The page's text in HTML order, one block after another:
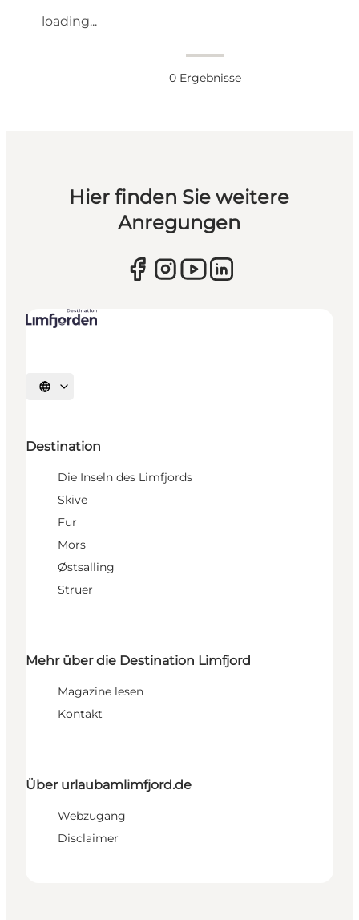
loading...
0 Ergebnisse
Hier finden Sie weitere
Anregungen
Sprache auswählen
Destination
Die Inseln des Limfjords
Skive
Fur
Mors
Østsalling
Struer
Mehr über die Destination Limfjord
Magazine lesen
Kontakt
Über urlaubamlimfjord.de
Webzugang
Disclaimer